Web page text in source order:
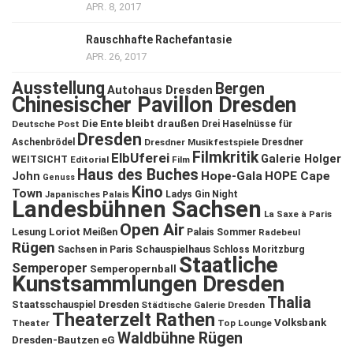
APR. 8, 2017
Rauschhafte Rachefantasie
APR. 26, 2017
Ausstellung Autohaus Dresden Bergen
Chinesischer Pavillon Dresden
Deutsche Post Die Ente bleibt draußen Drei Haselnüsse für
Aschenbrödel
Dresden Dresdner Musikfestspiele Dresdner
WEITSICHT Editorial ElbUferei Film Filmkritik Galerie Holger
John Genuss Haus des Buches Hope-Gala HOPE Cape
Town Japanisches Palais Kino Ladys Gin Night
Landesbühnen Sachsen La Saxe à Paris
Lesung Loriot Meißen Open Air Palais Sommer Radebeul
Rügen Sachsen in Paris Schauspielhaus Schloss Moritzburg
Semperoper Semperopernball Staatliche
Kunstsammlungen Dresden
Staatsschauspiel Dresden Städtische Galerie Dresden Thalia
Theater Theaterzelt Rathen Top Lounge Volksbank
Dresden-Bautzen eG Waldbühne Rügen